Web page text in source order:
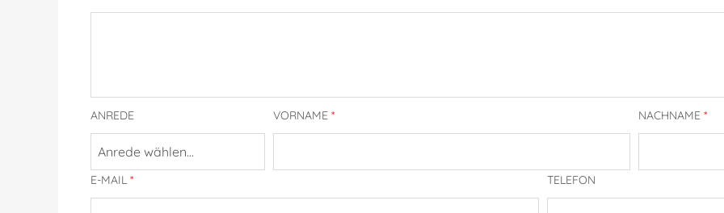
ANREDE
Anrede wählen...
VORNAME * NACHNAME *
E-MAIL * TELEFON